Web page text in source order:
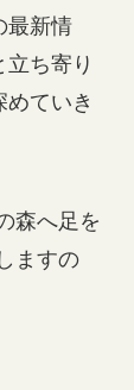
最新情
ち寄り
ていき
森へ足を
ますの